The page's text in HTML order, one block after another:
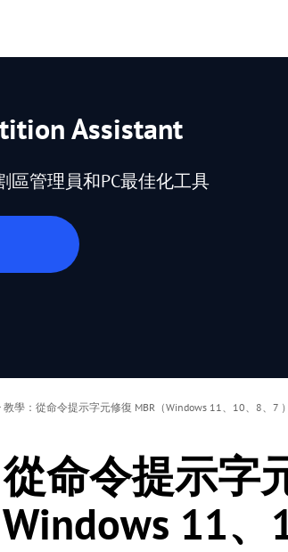
Assistant
區管理員和PC最佳化工具
教學：從命令提示字元修復 MBR（Windows 11、10、8、7 ）
命令提示字
11、